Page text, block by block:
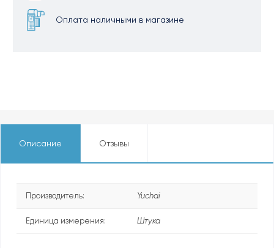
Оплата наличными в магазине
Описание Отзывы
Производитель: Yuchai
Единица измерения: Штука